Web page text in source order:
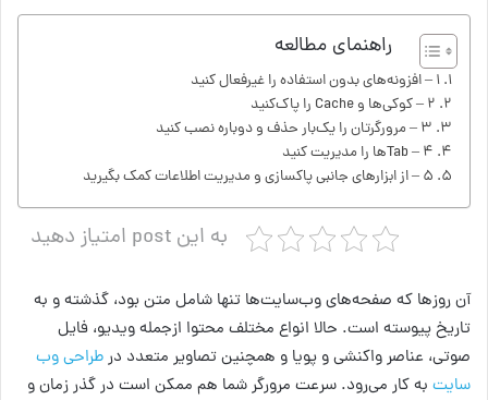
راهنمای مطالعه
۱ – افزونه‌های بدون استفاده را غیرفعال کنید
۲ – کوکی‌ها و Cache را پاک‌کنید
۳ – مرورگرتان را یک‌بار حذف و دوباره نصب کنید
۴ – Tabها را مدیریت کنید
۵ – از ابزارهای جانبی پاکسازی و مدیریت اطلاعات کمک بگیرید
به این post امتیاز دهید
آن روزها که صفحه‌های وب‌سایت‌ها تنها شامل متن بود، گذشته و به
تاریخ پیوسته است. حالا انواع مختلف محتوا ازجمله ویدیو، فایل
صوتی، عناصر واکنشی و پویا و همچنین تصاویر متعدد درطراحی وب‌
سایت‌ به کار می‌رود. سرعت مرورگر شما هم ممکن است در گذر زمان و